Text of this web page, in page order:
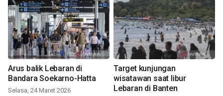
Arus balik Lebaran di
Bandara Soekarno-Hatta
Selasa, 24 Maret 2026
Target kunjungan
wisatawan saat libur
Lebaran di Banten